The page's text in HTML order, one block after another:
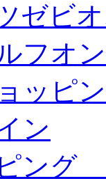
ゼビ
フオ
ッピ
ン
ング